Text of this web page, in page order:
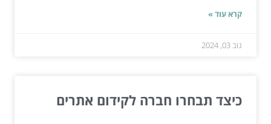
קרא עוד »
נוב 03, 2024
כיצד תבחרו חברה לקידום אתרים